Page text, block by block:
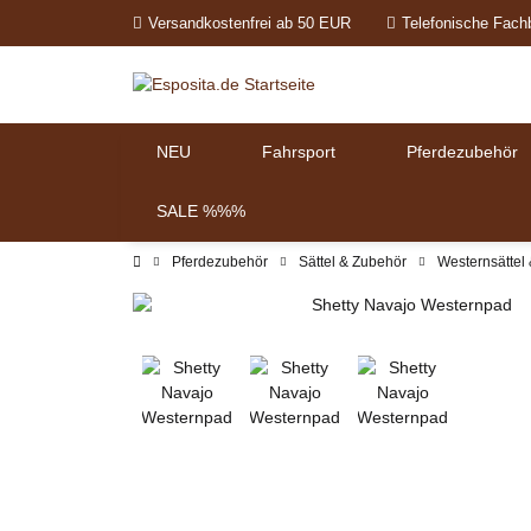
Versandkostenfrei ab 50 EUR Telefonische
NEU Fahrsport Pferdezubehör
SALE %%%
Pferdezubehör Sättel & Zubehör Westernsättel